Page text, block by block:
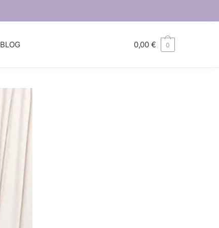
BLOG 0,00€ 0